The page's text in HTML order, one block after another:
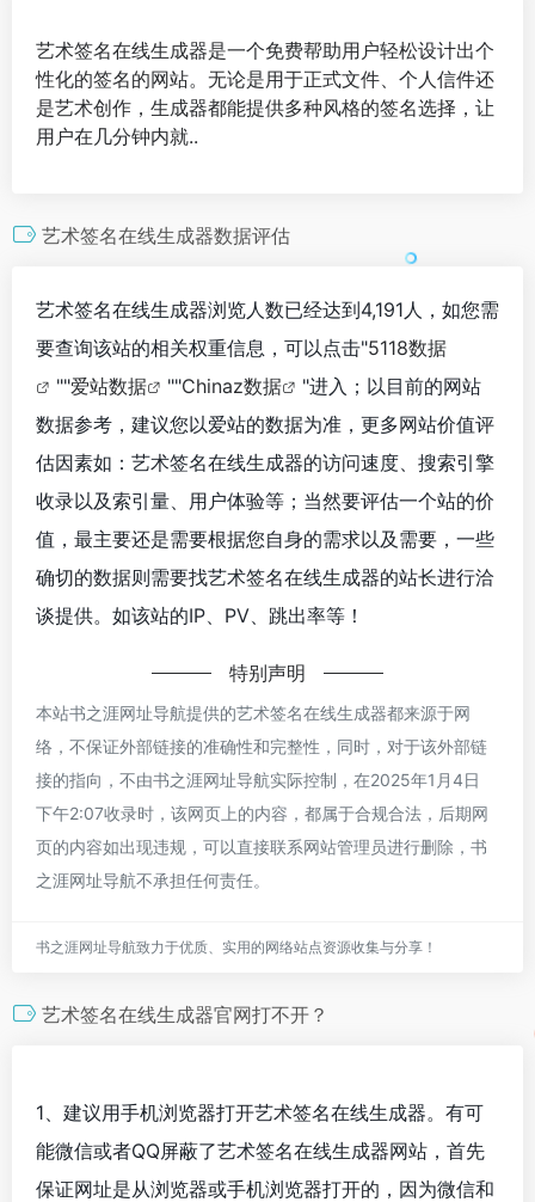
艺术签名在线生成器是一个免费帮助用户轻松设计出个
性化的签名的网站。无论是用于正式文件、个人信件还
是艺术创作，生成器都能提供多种风格的签名选择，让
用户在几分钟内就..
艺术签名在线生成器数据评估
艺术签名在线生成器浏览人数已经达到4,191人，如您需
要查询该站的相关权重信息，可以点击"5118数据
""爱站数据 ""Chinaz数据
"进入；以目前的网站
数据参考，建议您以爱站的数据为准，更多网站价值评
估因素如：艺术签名在线生成器的访问速度、搜索引擎
收录以及索引量、用户体验等；当然要评估一个站的价
值，最主要还是需要根据您自身的需求以及需要，一些
确切的数据则需要找艺术签名在线生成器的站长进行洽
谈提供。如该站的IP、PV、跳出率等！
特别声明
本站书之涯网址导航提供的艺术签名在线生成器都来源于网
络，不保证外部链接的准确性和完整性，同时，对于该外部链
接的指向，不由书之涯网址导航实际控制，在2025年1月4日
下午2:07收录时，该网页上的内容，都属于合规合法，后期网
页的内容如出现违规，可以直接联系网站管理员进行删除，书
之涯网址导航不承担任何责任。
书之涯网址导航致力于优质、实用的网络站点资源收集与分享！
艺术签名在线生成器官网打不开？
1、建议用手机浏览器打开艺术签名在线生成器。有可
能微信或者QQ屏蔽了艺术签名在线生成器网站，首先
保证网址是从浏览器或手机浏览器打开的，因为微信和